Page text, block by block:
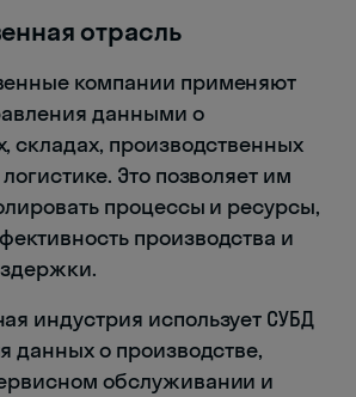
отрасль
компании применяют
данными о
складах, производственных
Это позволяет им
процессы и ресурсы,
производства и
индустрия использует СУБД
данных о производстве,
обслуживании и